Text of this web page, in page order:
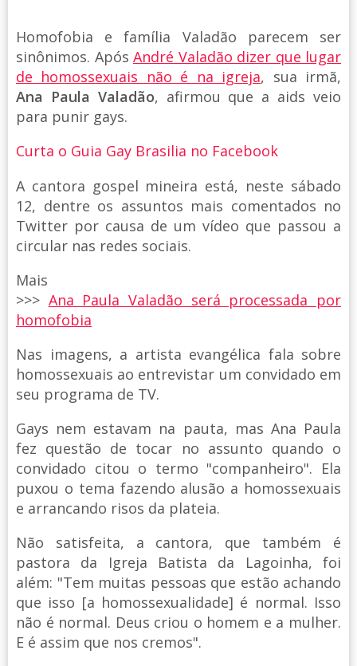
Homofobia e família Valadão parecem ser
sinônimos. Após André Valadão dizer que lugar
de homossexuais não é na igreja, sua irmã,
Ana Paula Valadão, afirmou que a aids veio
para punir gays.
Curta o Guia Gay Brasilia no Facebook
A cantora gospel mineira está, neste sábado
12, dentre os assuntos mais comentados no
Twitter por causa de um vídeo que passou a
circular nas redes sociais.
Mais
>>> Ana Paula Valadão será processada por
homofobia
Nas imagens, a artista evangélica fala sobre
homossexuais ao entrevistar um convidado em
seu programa de TV.
Gays nem estavam na pauta, mas Ana Paula
fez questão de tocar no assunto quando o
convidado citou o termo "companheiro". Ela
puxou o tema fazendo alusão a homossexuais
e arrancando risos da plateia.
Não satisfeita, a cantora, que também é
pastora da Igreja Batista da Lagoinha, foi
além: "Tem muitas pessoas que estão achando
que isso [a homossexualidade] é normal. Isso
não é normal. Deus criou o homem e a mulher.
E é assim que nos cremos".